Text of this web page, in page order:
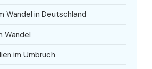
Wandel in Deutschland
Wandel
im Umbruch